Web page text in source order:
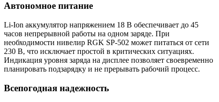
Автономное питание
Li-Ion аккумулятор напряжением 18 В обеспечивает до 45
часов непрерывной работы на одном заряде. При
необходимости нивелир RGK SP-502 может питаться от сети
230 В, что исключает простой в критических ситуациях.
Индикация уровня заряда на дисплее позволяет своевременно
планировать подзарядку и не прерывать рабочий процесс.
Всепогодная надежность